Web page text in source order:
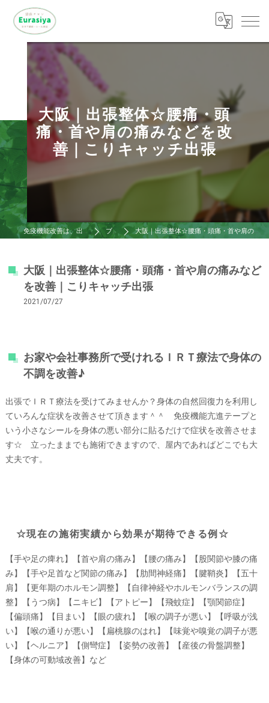
大阪｜出張整体☆腰痛・頭
痛・首や肩の痛みなどを改
善｜こりキャッチ出張
免疫機能改善は、出張整体ゆ～らし屋 ブログ 大阪｜出張整体☆腰痛・頭痛・首や肩の痛みなどを改善｜こりキャッチ出張
大阪｜出張整体☆腰痛・頭痛・首や肩の痛みなど
を改善｜こりキャッチ出張
2021/07/27
お家や会社事務所で受けれるＩＲＴ療法で身体の
不調を改善♪
出張でＩＲＴ療法を受けてみませんか？身体の自然回復力を利用し
ていろんな症状を改善させて頂きます＾＾ 免疫機能亢進テープと
いう小さなシールを身体の悪い部分に貼るだけで症状を改善させま
す☆ 立ったままでも施術できますので、屋内であればどこでも大
丈夫です。
☆現在の施術実績から効果が期待できる例☆
【手や足の痺れ】【首や肩の痛み】【腰の痛み】【股関節や膝の痛
み】【手や足首など関節の痛み】【肋間神経痛】【腱鞘炎】【五十
肩】【更年期のホルモン調整】【自律神経やホルモンバランスの調
整】【うつ病】【ニキビ】【アトピー】【飛蚊症】【顎関節症】
【偏頭痛】【目まい】【眼の疲れ】【喉の調子が悪い】【呼吸が浅
い】【喉の通りが悪い】【扁桃腺のはれ】【味覚や嗅覚の調子が悪
い】【ヘルニア】【側彎症】【姿勢の改善】【産後の骨盤調整】
【身体の可動域改善】など